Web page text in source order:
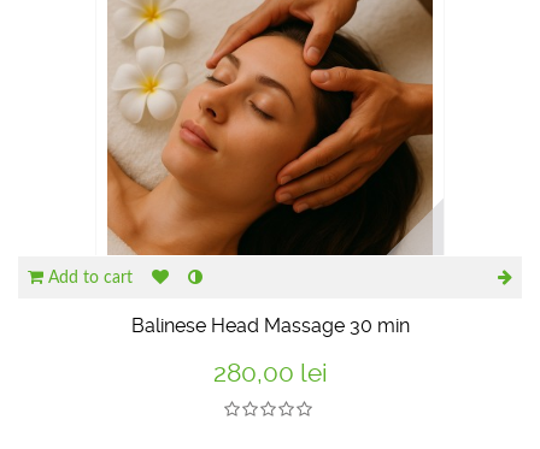
Add to cart
Balinese Head Massage 30 min
280,00 lei